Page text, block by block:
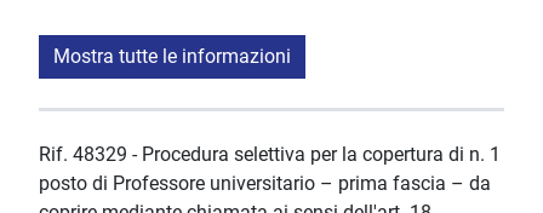
Mostra tutte le informazioni
Rif. 48329 - Procedura selettiva per la copertura di n. 1
posto di Professore universitario – prima fascia – da